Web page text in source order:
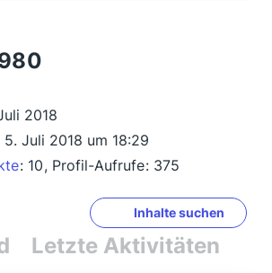
2018
5. Juli 2018 um 18:29
10 Profil-Aufrufe 375
Inhalte suchen
Letzte Aktivitäten